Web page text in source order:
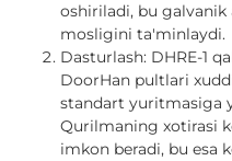
oshiriladi, bu
mosligini ta'minlaydi.
Dasturlash: DHRE-1
DoorHan pultlari
standart yuritmasiga
Qurilmaning xotirasi
imkon beradi, bu esa